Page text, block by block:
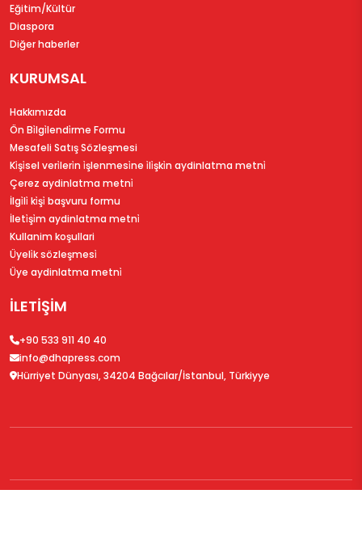
Eğitim/Kültür
Diaspora
Diğer haberler
KURUMSAL
Hakkımızda
Ön Bi̇lgi̇lendi̇rme Formu
Mesafeli Satış Sözleşmesi
Ki̇şi̇sel veri̇leri̇n i̇şlenmesi̇ne i̇li̇şki̇n aydinlatma metni̇
Çerez aydinlatma metni̇
İlgi̇li̇ ki̇şi̇ başvuru formu
İleti̇şi̇m aydinlatma metni̇
Kullanim koşullari
Üyeli̇k sözleşmesi̇
Üye aydinlatma metni̇
İLETİŞİM
+90 533 911 40 40
info@dhapress.com
Hürriyet Dünyası, 34204 Bağcılar/İstanbul, Türkiyye